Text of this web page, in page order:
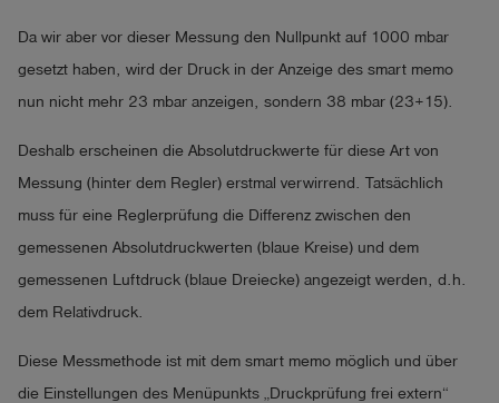
Da wir aber vor dieser Messung den Nullpunkt auf 1000 mbar
gesetzt haben, wird der Druck in der Anzeige des smart memo
nun nicht mehr 23 mbar anzeigen, sondern 38 mbar (23+15).
Deshalb erscheinen die Absolutdruckwerte für diese Art von
Messung (hinter dem Regler) erstmal verwirrend. Tatsächlich
muss für eine Reglerprüfung die Differenz zwischen den
gemessenen Absolutdruckwerten (blaue Kreise) und dem
gemessenen Luftdruck (blaue Dreiecke) angezeigt werden, d.h.
dem Relativdruck.
Diese Messmethode ist mit dem smart memo möglich und über
die Einstellungen des Menüpunkts „Druckprüfung frei extern“